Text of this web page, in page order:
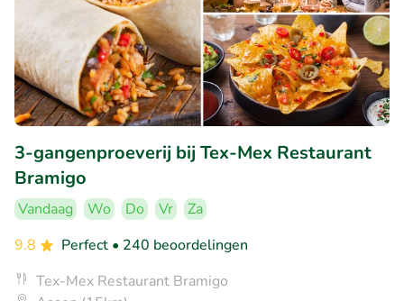
3-gangenproeverij bij Tex-Mex Restaurant
Bramigo
Vandaag Wo Do Vr
Za
9.8
Perfect • 240 beoordelingen
Tex-Mex Restaurant Bramigo